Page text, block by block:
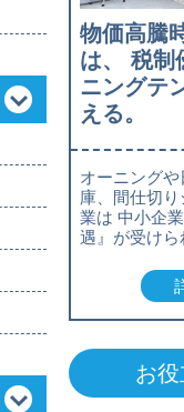
物価高騰
は、 税制
ニングテ
える。
オーニング
庫、間仕切
業は 中小企
遇』が受け
お